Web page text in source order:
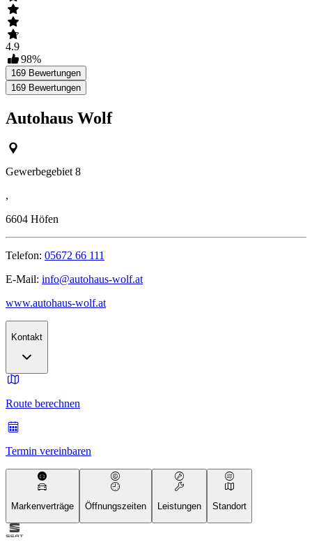
4.9
98%
169 Bewertungen
169 Bewertungen
Autohaus Wolf
Gewerbegebiet 8
,
6604 Höfen
Telefon: 05672 66 111
E-Mail: info@autohaus-wolf.at
www.autohaus-wolf.at
Kontakt
Route berechnen
Termin vereinbaren
Markenverträge Öffnungszeiten Leistungen Standort